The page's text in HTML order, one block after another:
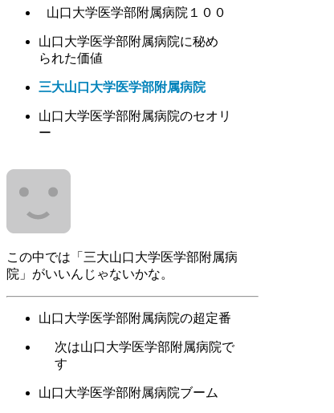
山口大学医学部附属病院１００
山口大学医学部附属病院に秘め
られた価値
三大山口大学医学部附属病院
山口大学医学部附属病院のセオリ
ー
この中では「三大山口大学医学部附属病
院」がいいんじゃないかな。
山口大学医学部附属病院の超定番
次は山口大学医学部附属病院で
す
山口大学医学部附属病院ブーム